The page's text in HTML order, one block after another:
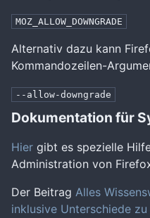
MOZ_ALLOW_DOWNGRADE
Alternativ dazu kann
Kommandozeilen-
--allow-downgrade
Dokumentation für
Hier gibt es spezielle
Administration von
Der Beitrag Alles
inklusive Unterschiede